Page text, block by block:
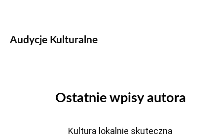
Audycje Kulturalne
Ostatnie wpisy autora
Kultura lokalnie skuteczna